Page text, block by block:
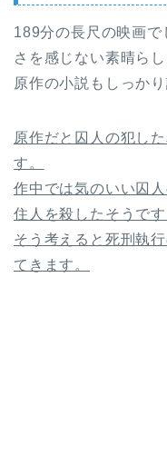
189分の長尺の映画
さを感じない素晴ら
原作の小説もしっか
原作だと囚人の犯し
す。
作中では気のいい囚
住人を殺したそうです
そう考えると死刑執
てきます。